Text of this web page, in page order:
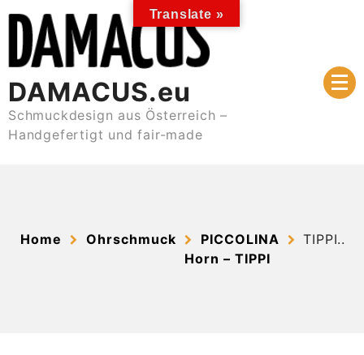
content
DAMACUS.eu
Schmuckdesign aus Österreich –
Handgefertigt und fair-made
Home Ohrschmuck
PICCOLINA
Horn – TIPPI
TIPPI..
Translate »